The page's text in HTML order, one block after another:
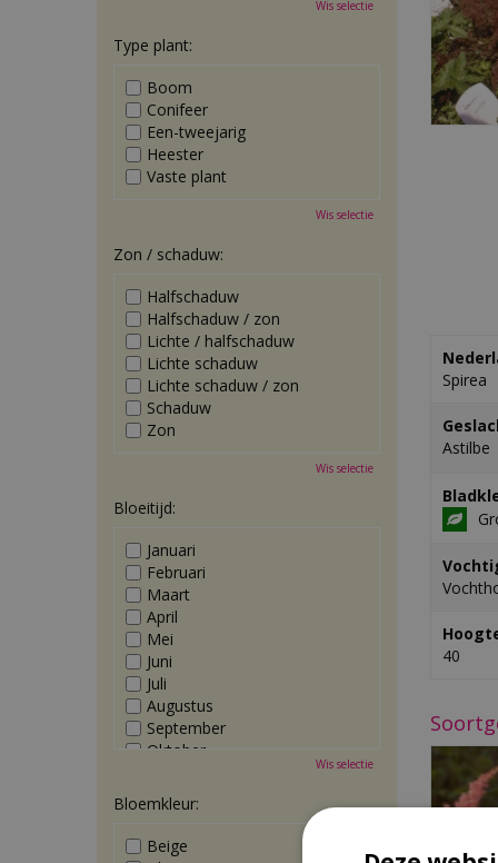
Spirea
Astilbe
40
Wis selectie
Type plant:
Boom
Conifeer
Een-tweejarig
Heester
Vaste plant
Wis selectie
Zon / schaduw:
Halfschaduw
Halfschaduw / zon
Lichte / halfschaduw
Lichte schaduw
Lichte schaduw / zon
Schaduw
Zon
Wis selectie
Bloeitijd:
Januari
Februari
Maart
April
Mei
Juni
Juli
Augustus
September
Oktober
December
Wis selectie
Bloemkleur:
Beige